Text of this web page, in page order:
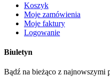
Koszyk
Moje zamówienia
Moje faktury
Logowanie
Biuletyn
Bądź na bieżąco z najnowszymi